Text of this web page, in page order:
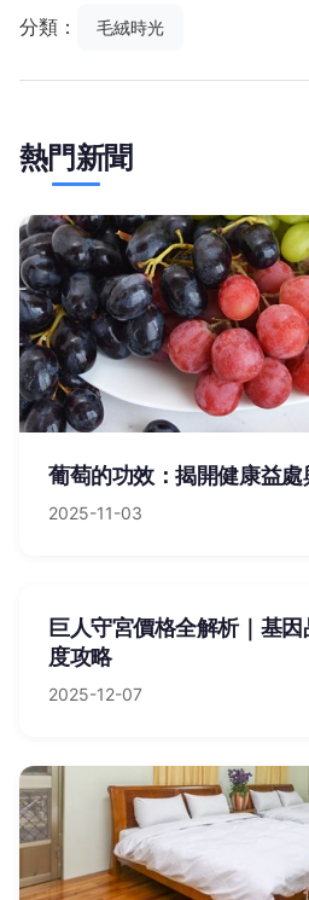
分類： 毛絨時光
熱門新聞
葡萄的功效：揭開健康益
2025-11-03
巨人守宮價格全解析｜基
度攻略
2025-12-07